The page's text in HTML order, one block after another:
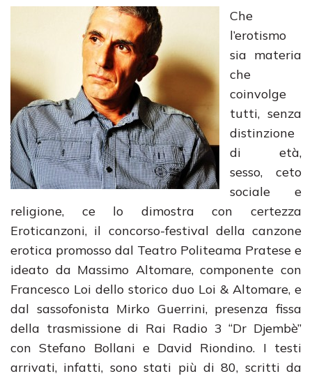
Che
l’erotismo
sia materia
che
coinvolge
tutti, senza
distinzione
di età,
sesso, ceto
sociale e
religione, ce lo dimostra con certezza
Eroticanzoni, il concorso-festival della canzone
erotica promosso dal Teatro Politeama Pratese e
ideato da Massimo Altomare, componente con
Francesco Loi dello storico duo Loi & Altomare, e
dal sassofonista Mirko Guerrini, presenza fissa
della trasmissione di Rai Radio 3 “Dr Djembè”
con Stefano Bollani e David Riondino. I testi
arrivati, infatti, sono stati più di 80, scritti da